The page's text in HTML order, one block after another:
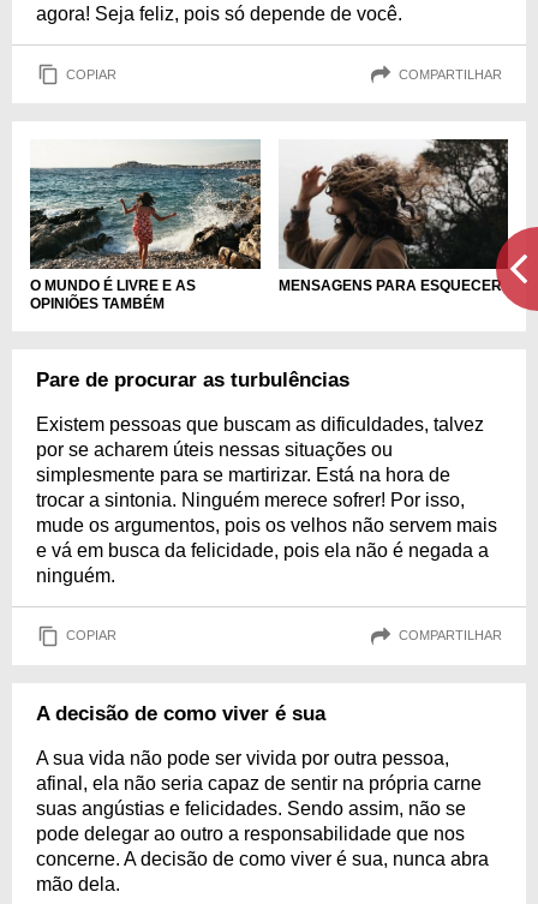
agora! Seja feliz, pois só depende de você.
COPIAR COMPARTILHAR
O MUNDO É LIVRE E AS
OPINIÕES TAMBÉM
MENSAGENS PARA ESQUECER
Pare de procurar as turbulências
Existem pessoas que buscam as dificuldades, talvez
por se acharem úteis nessas situações ou
simplesmente para se martirizar. Está na hora de
trocar a sintonia. Ninguém merece sofrer! Por isso,
mude os argumentos, pois os velhos não servem mais
e vá em busca da felicidade, pois ela não é negada a
ninguém.
COPIAR COMPARTILHAR
A decisão de como viver é sua
A sua vida não pode ser vivida por outra pessoa,
afinal, ela não seria capaz de sentir na própria carne
suas angústias e felicidades. Sendo assim, não se
pode delegar ao outro a responsabilidade que nos
concerne. A decisão de como viver é sua, nunca abra
mão dela.